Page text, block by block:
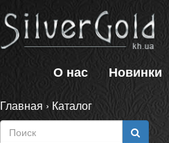
О нас Новинки
Главная › Каталог